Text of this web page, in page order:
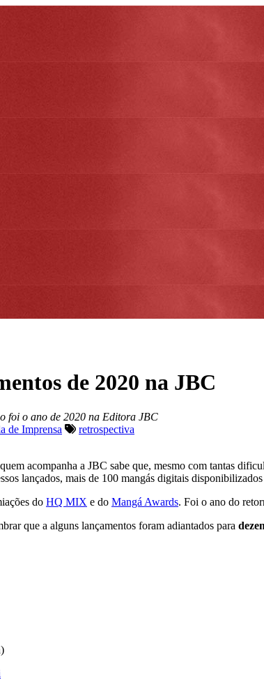
de 2020 na JBC
foi o ano de 2020 na Editora JBC
de Imprensa
retrospectiva
acompanha a JBC sabe que, mesmo com tantas
lançados, mais de 100 mangás digitais
do HQ MIX e do Mangá Awards. Foi o ano do
que a alguns lançamentos foram adiantados para